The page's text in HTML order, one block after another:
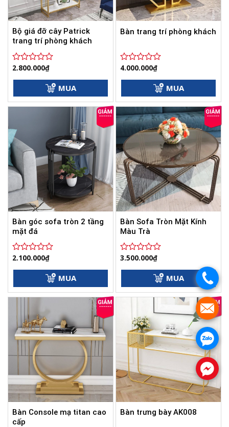
Bộ giá đỡ cây Patrick
trang trí phòng khách
Được
5
sao
2.800.000₫
MUA
Bàn trang trí phòng khách
Được
5
sao
4.000.000₫
MUA
Bàn góc sofa tròn 2 tầng
mặt đá
Được
5
sao
2.100.000₫
MUA
Bàn Sofa Tròn Mặt Kính
Màu Trà
Được
5
sao
3.500.000₫
MUA
Bàn Console mạ titan cao
cấp
Bàn trưng bày AK008
.
.
.
.